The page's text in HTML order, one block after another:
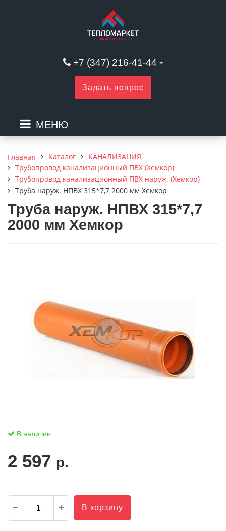
+7 (347) 216-41-44
Задать вопрос
МЕНЮ
Главная Каталог
КАНАЛИЗАЦИЯ
Трубопровод канализационный ПВХ (Хемкор)
Трубопровод канализационный ПВХ наруж. (Хемкор)
Труба наруж. НПВХ 315*7,7 2000 мм Хемкор
Труба наруж. НПВХ 315*7,7
2000 мм Хемкор
В наличии
2 597 р.
В корзину